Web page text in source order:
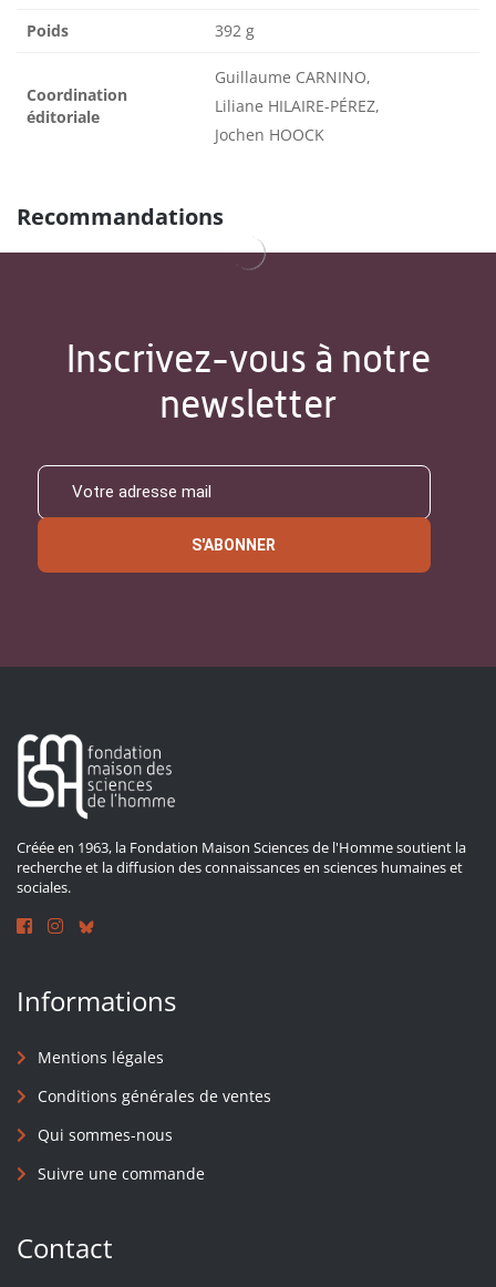
Poids 392 g
Coordination
éditoriale
Guillaume CARNINO,
Liliane HILAIRE-PÉREZ,
Jochen HOOCK
Recommandations
Inscrivez-vous à notre
newsletter
S'ABONNER
Créée en 1963, la Fondation Maison Sciences de l'Homme soutient la
recherche et la diffusion des connaissances en sciences humaines et
sociales.
Informations
Mentions légales
Conditions générales de ventes
Qui sommes-nous
Suivre une commande
Contact